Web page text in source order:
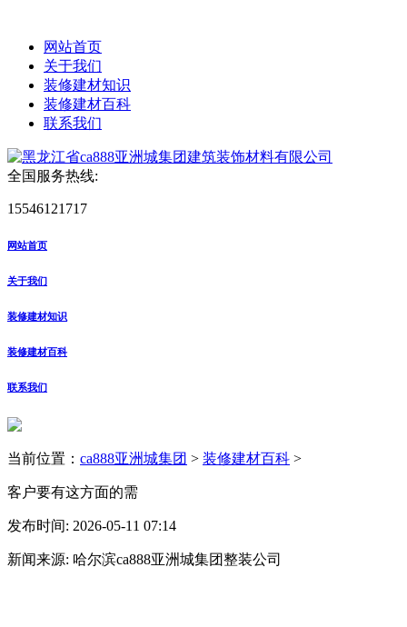
网站首页
关于我们
装修建材知识
装修建材百科
联系我们
全国服务热线:
15546121717
网站首页
关于我们
装修建材知识
装修建材百科
联系我们
当前位置： ca888亚洲城集团 > 装修建材百科 >
客户要有这方面的需
发布时间: 2026-05-11 07:14
新闻来源: 哈尔滨ca888亚洲城集团整装公司